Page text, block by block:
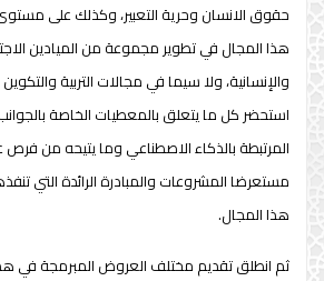
حقوق الانسان وحرية التعبير، وكذلك على
هذا المجال في تطوير مجموعة من الميادين
والإنسانية، ولا سيما في مجالات التربية
استحضر كل ما يتعلق بالمعطيات الخاصة بالجوانب
المرتبطة بالذكاء الاصطناعي وما يتيحه من
مستعرضا المشروعات والمبادرة الرائدة التي
هذا المجال.
ثم انطلق تقديم مختلف العروض المبرمجة في